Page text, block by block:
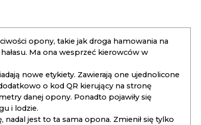
opony, takie jak droga hamowania na
Ma ona wesprzeć kierowców w
nowe etykiety. Zawierają one ujednolicone
o kod QR kierujący na stronę
danej opony. Ponadto pojawiły się
i lodzie.
jest to ta sama opona. Zmienił się tylko